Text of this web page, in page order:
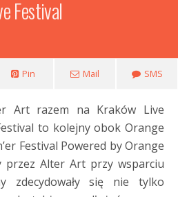
Festival
Pin Mail SMS
Art razem na Kraków Live
to kolejny obok Orange
Festival Powered by Orange
przez Alter Art przy wsparciu
zdecydowały się nie tylko